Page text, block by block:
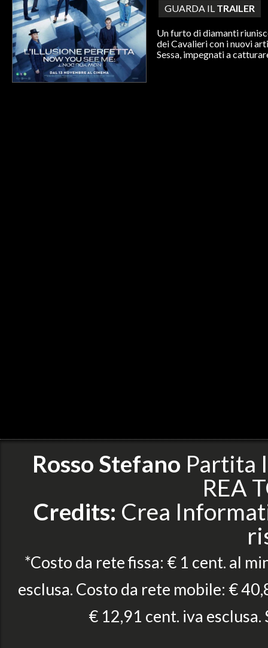
GUARDA IL TRAILER
Un furto di diamanti
dei Cavalieri con i nuovi
Sessa, impegnati a
Rosso Stefano Partita
REA
Credits: Crea
*Costo da rete fissa: € 1 cent. al
esclusa. Costo da rete mobile: €
€ 12,91 cent. iva